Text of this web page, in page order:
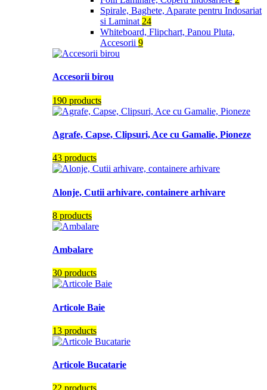
Spirale, Baghete, Aparate pentru Indosariat
si Laminat 24
Whiteboard, Flipchart, Panou Pluta,
Accesorii 9
Accesorii birou
190 products
Agrafe, Capse, Clipsuri, Ace cu Gamalie, Pioneze
43 products
Alonje, Cutii arhivare, containere arhivare
8 products
Ambalare
30 products
Articole Baie
13 products
Articole Bucatarie